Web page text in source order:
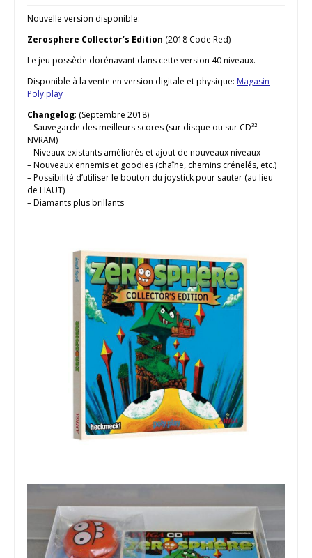
Nouvelle version disponible:
Zerosphere Collector’s Edition (2018 Code Red)
Le jeu possède dorénavant dans cette version 40 niveaux.
Disponible à la vente en version digitale et physique: Magasin
Poly.play
Changelog: (Septembre 2018)
– Sauvegarde des meilleurs scores (sur disque ou sur CD³²
NVRAM)
– Niveaux existants améliorés et ajout de nouveaux niveaux
– Nouveaux ennemis et goodies (chaîne, chemins crénelés, etc.)
– Possibilité d’utiliser le bouton du joystick pour sauter (au lieu
de HAUT)
– Diamants plus brillants